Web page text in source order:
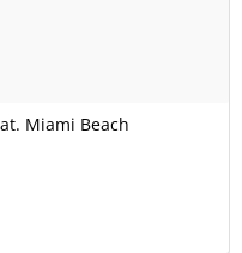
Miami Beach